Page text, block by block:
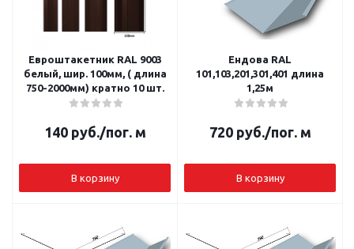
Евроштакетник RAL 9003
белый, шир. 100мм, ( длина
750-2000мм) кратно 10 шт.
140руб./пог. м
В корзину
Ендова RAL
101,103,201,301,401 длина
1,25м
720руб./пог. м
В корзину